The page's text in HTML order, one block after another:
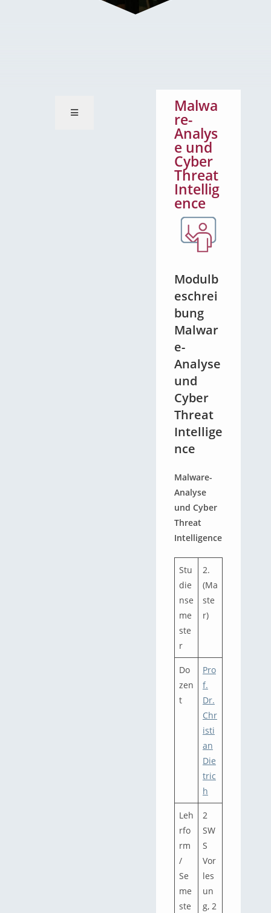
Malwa
re-
Analys
e und
Cyber
Threat
Intellig
ence
Modulb
eschrei
bung
Malwar
e-
Analyse
und
Cyber
Threat
Intellige
nce
Malware-
Analyse
und Cyber
Threat
Intelligence
Stu
die
nse
me
ste
r
2.
(Ma
ste
r)
Do
zen
t
Pro
f.
Dr.
Chr
isti
an
Die
tric
h
Leh
rfo
rm
/
Se
me
ste
2
SW
S
Vor
les
un
g, 2